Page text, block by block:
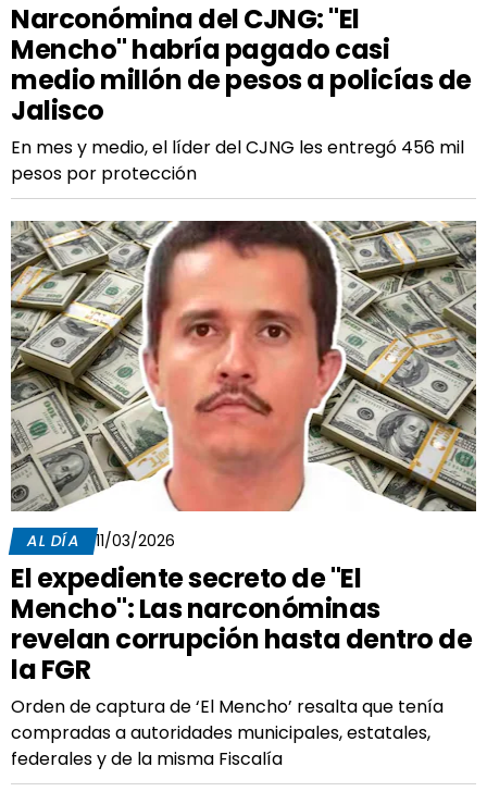
Narconómina del CJNG: "El
Mencho" habría pagado casi
medio millón de pesos a policías de
Jalisco
En mes y medio, el líder del CJNG les entregó 456 mil
pesos por protección
AL DÍA 11/03/2026
El expediente secreto de "El
Mencho": Las narconóminas
revelan corrupción hasta dentro de
la FGR
Orden de captura de ‘El Mencho’ resalta que tenía
compradas a autoridades municipales, estatales,
federales y de la misma Fiscalía